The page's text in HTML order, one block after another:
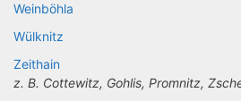
Weinböhla
Wülknitz
Zeithain
z. B. Cottewitz, Gohlis, Promnitz,